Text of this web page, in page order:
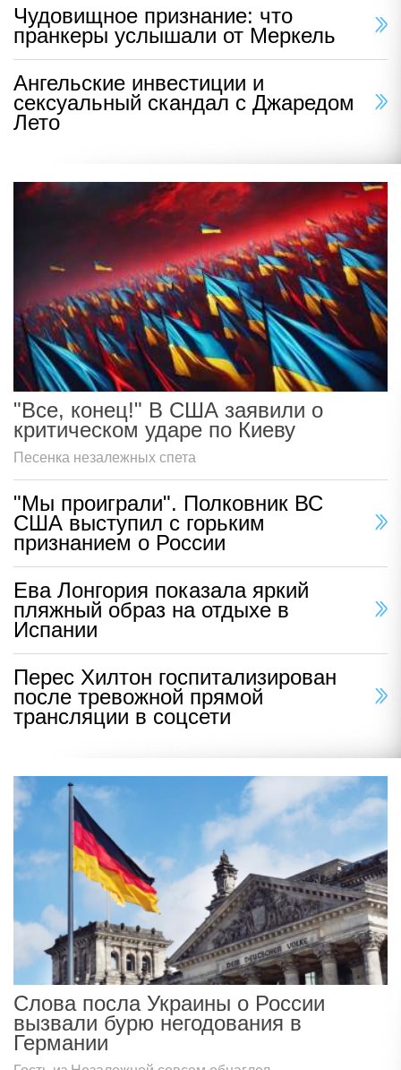
Чудовищное признание: что
пранкеры услышали от Меркель
Ангельские инвестиции и
сексуальный скандал с Джаредом
Лето
"Все, конец!" В США заявили о
критическом ударе по Киеву
Песенка незалежных спета
"Мы проиграли". Полковник ВС
США выступил с горьким
признанием о России
Ева Лонгория показала яркий
пляжный образ на отдыхе в
Испании
Перес Хилтон госпитализирован
после тревожной прямой
трансляции в соцсети
Слова посла Украины о России
вызвали бурю негодования в
Германии